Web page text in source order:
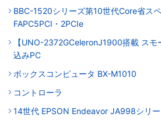
BBC-1520シリーズ第10世代Core省ス
FAPC5PCI・2PCIe
【UNO-2372GCeleronJ1900搭載 スモ
込みPC
ボックスコンピュータ BX-M1010
コントローラ
14世代 EPSON Endeavor JA998シリ